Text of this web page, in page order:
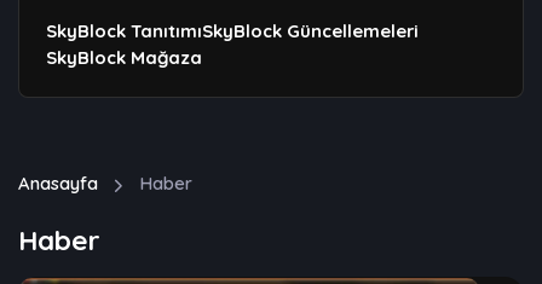
SkyBlock TanıtımıSkyBlock Güncellemeleri
SkyBlock Mağaza
Anasayfa Haber
Haber